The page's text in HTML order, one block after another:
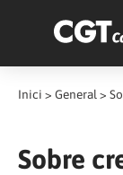
Inici > General >
Sobre